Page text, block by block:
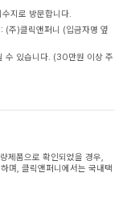
지로 방문합니다.
)클릭앤퍼니 (입금자명 옆
수 있습니다. (30만원 이상 주
제품으로 확인되었을 경우,
며, 클릭앤퍼니에서는 국내택